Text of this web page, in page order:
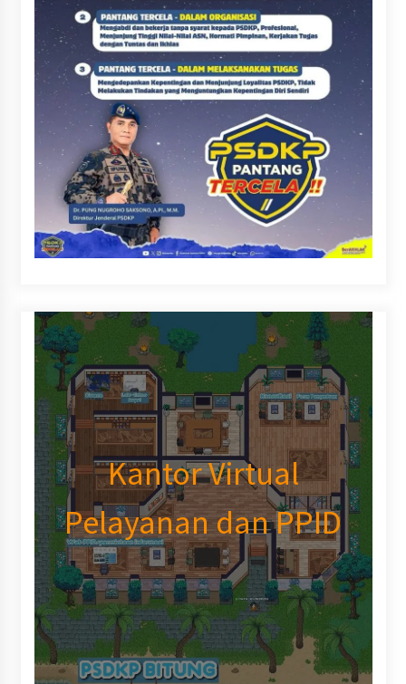
Kantor Virtual
Pelayanan dan PPID